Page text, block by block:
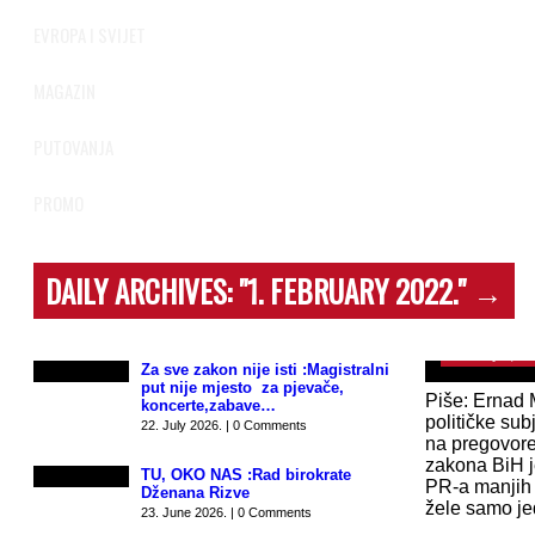
DAILY ARCHIVES:"1. FEBRUARY 2022."→
Za sve zakon nije isti :Magistralni
put nije mjesto za pjevače,
koncerte,zabave…
22. July 2026. | 0 Comments
TU, OKO NAS :Rad birokrate
Dženana Rizve
23. June 2026. | 0 Comments
Neum
Piše: Ernad
političke
na
zakona BiH
PR-a
žele samo